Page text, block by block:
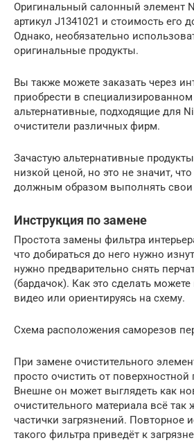
Оригинальный салонный элемент
артикул J1341021 и стоимость его
Однако, необязательно
оригинальные продукты.
Вы также можете заказать через
приобрести в
альтернативные, подходящие для
очистители различных фирм.
Зачастую альтернативные
низкой ценой, но это не значит,
должным образом выполнять свои
Инструкция по замене
Простота замены фильтра
что добираться до него нужно
нужно предварительно снять
(бардачок). Как это сделать
видео или ориентируясь на схему.
Схема расположения саморезов
При замене очистительного
просто очистить от поверхностной
Внешне он может выглядеть как
очистительного материала всё так
частички загрязнений. Повторное
такого фильтра приведёт к